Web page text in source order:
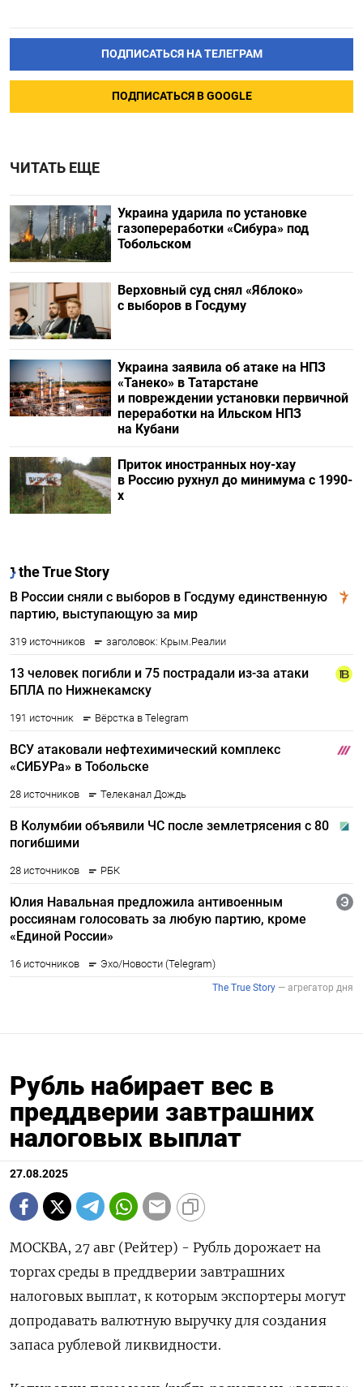
ПОДПИСАТЬСЯ НА ТЕЛЕГРАМ
ПОДПИСАТЬСЯ В GOOGLE
ЧИТАТЬ ЕЩЕ
Украина ударила по установке
газопереработки «Сибура» под
Тобольском
Верховный суд снял «Яблоко»
с выборов в Госдуму
Украина заявила об атаке на НПЗ
«Танеко» в Татарстане
и повреждении установки первичной
переработки на Ильском НПЗ
на Кубани
Приток иностранных ноу-хау
в Россию рухнул до минимума с 1990-
х
Рубль набирает вес в
преддверии завтрашних
налоговых выплат
27.08.2025
МОСКВА, 27 авг (Рейтер) - Рубль дорожает на
торгах среды в преддверии завтрашних
налоговых выплат, к которым экспортеры могут
допродавать валютную выручку для создания
запаса рублевой ликвидности.